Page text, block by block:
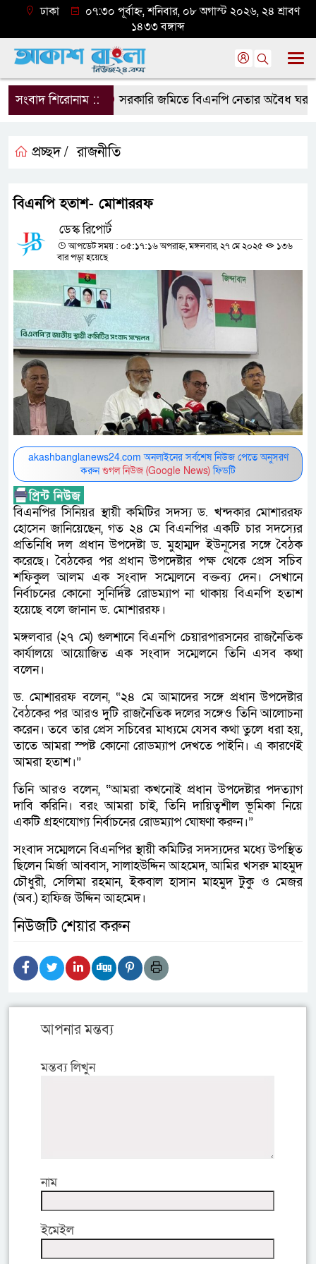
ঢাকা
০৭:৩০ পূর্বাহ্ন, শনিবার, ০৮ অগাস্ট ২০২৬, ২৪ শ্রাবণ
১৪৩৩ বঙ্গাব্দ
সংবাদ শিরোনাম :: সরকারি জমিতে বিএনপি নেতার অবৈধ ঘর
প্রচ্ছদ / রাজনীতি
বিএনপি হতাশ- মোশাররফ
ডেস্ক রিপোর্ট
আপডেট সময় : ০৫:১৭:১৬ অপরাহ্ন, মঙ্গলবার, ২৭ মে ২০২৫
১৩৬
বার পড়া হয়েছে
akashbanglanews24.com অনলাইনের সর্বশেষ নিউজ পেতে অনুসরণ
করুনগুগল নিউজ (Google News)ফিডটি
বিএনপির সিনিয়র স্থায়ী কমিটির সদস্য ড. খন্দকার মোশাররফ
হোসেন জানিয়েছেন, গত ২৪ মে বিএনপির একটি চার সদস্যের
প্রতিনিধি দল প্রধান উপদেষ্টা ড. মুহাম্মদ ইউনূসের সঙ্গে বৈঠক
করেছে। বৈঠকের পর প্রধান উপদেষ্টার পক্ষ থেকে প্রেস সচিব
শফিকুল আলম এক সংবাদ সম্মেলনে বক্তব্য দেন। সেখানে
নির্বাচনের কোনো সুনির্দিষ্ট রোডম্যাপ না থাকায় বিএনপি হতাশ
হয়েছে বলে জানান ড. মোশাররফ।
মঙ্গলবার (২৭ মে) গুলশানে বিএনপি চেয়ারপারসনের রাজনৈতিক
কার্যালয়ে আয়োজিত এক সংবাদ সম্মেলনে তিনি এসব কথা
বলেন।
ড. মোশাররফ বলেন, “২৪ মে আমাদের সঙ্গে প্রধান উপদেষ্টার
বৈঠকের পর আরও দুটি রাজনৈতিক দলের সঙ্গেও তিনি আলোচনা
করেন। তবে তার প্রেস সচিবের মাধ্যমে যেসব কথা তুলে ধরা হয়,
তাতে আমরা স্পষ্ট কোনো রোডম্যাপ দেখতে পাইনি। এ কারণেই
আমরা হতাশ।”
তিনি আরও বলেন, “আমরা কখনোই প্রধান উপদেষ্টার পদত্যাগ
দাবি করিনি। বরং আমরা চাই, তিনি দায়িত্বশীল ভূমিকা নিয়ে
একটি গ্রহণযোগ্য নির্বাচনের রোডম্যাপ ঘোষণা করুন।”
সংবাদ সম্মেলনে বিএনপির স্থায়ী কমিটির সদস্যদের মধ্যে উপস্থিত
ছিলেন মির্জা আব্বাস, সালাহউদ্দিন আহমেদ, আমির খসরু মাহমুদ
চৌধুরী, সেলিমা রহমান, ইকবাল হাসান মাহমুদ টুকু ও মেজর
(অব.) হাফিজ উদ্দিন আহমেদ।
নিউজটি শেয়ার করুন
আপনার মন্তব্য
মন্তব্য লিখুন
নাম
ইমেইল